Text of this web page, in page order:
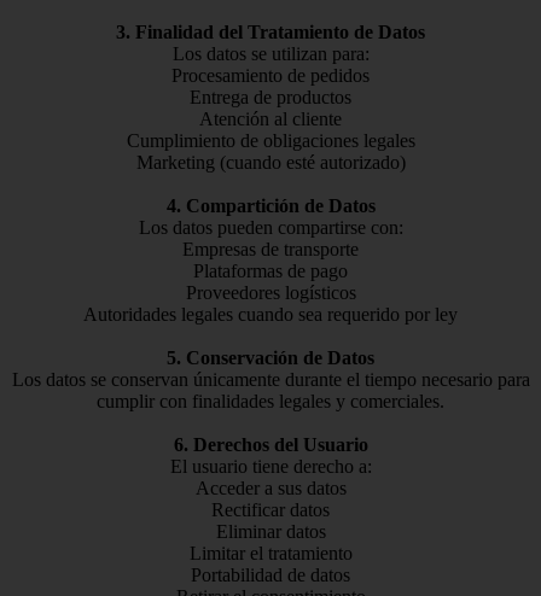
3. Finalidad del Tratamiento de Datos
Los datos se utilizan para:
Procesamiento de pedidos
Entrega de productos
Atención al cliente
Cumplimiento de obligaciones legales
Marketing (cuando esté autorizado)
4. Compartición de Datos
Los datos pueden compartirse con:
Empresas de transporte
Plataformas de pago
Proveedores logísticos
Autoridades legales cuando sea requerido por ley
5. Conservación de Datos
Los datos se conservan únicamente durante el tiempo necesario para
cumplir con finalidades legales y comerciales.
6. Derechos del Usuario
El usuario tiene derecho a:
Acceder a sus datos
Rectificar datos
Eliminar datos
Limitar el tratamiento
Portabilidad de datos